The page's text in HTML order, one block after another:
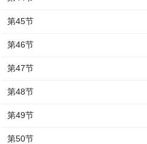
第45节
第46节
第47节
第48节
第49节
第50节